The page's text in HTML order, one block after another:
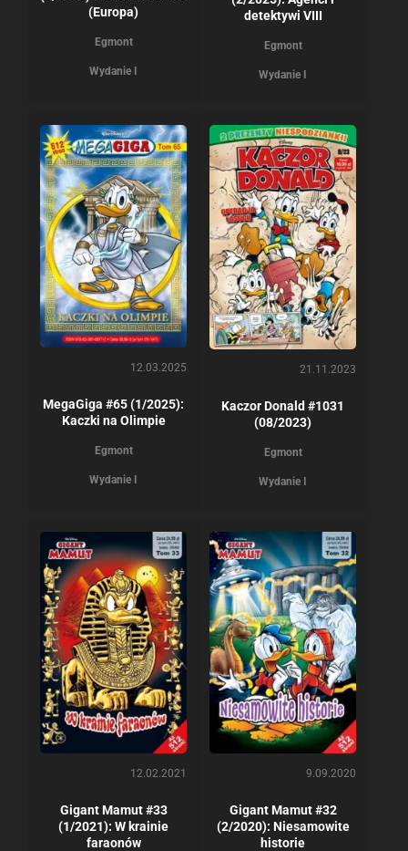
(Europa)
Egmont
Wydanie I
detektywi VIII
Egmont
Wydanie I
12.03.2025
MegaGiga #65 (1/2025):
Kaczki na Olimpie
Egmont
Wydanie I
21.11.2023
Kaczor Donald #1031
(08/2023)
Egmont
Wydanie I
12.02.2021
Gigant Mamut #33
(1/2021): W krainie
faraonów
9.09.2020
Gigant Mamut #32
(2/2020): Niesamowite
historie